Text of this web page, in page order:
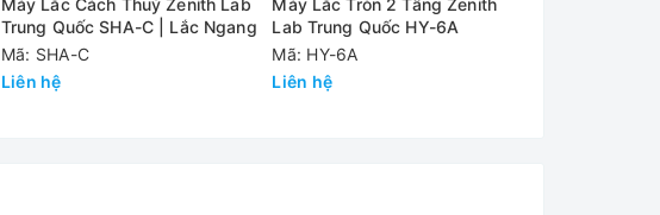
Máy Lắc Cách Thuỷ Zenith Lab
Trung Quốc SHA-C | Lắc Ngang
Mã: SHA-C
Liên hệ
Máy Lắc Tròn 2 Tầng Zenith
Lab Trung Quốc HY-6A
Mã: HY-6A
Liên hệ